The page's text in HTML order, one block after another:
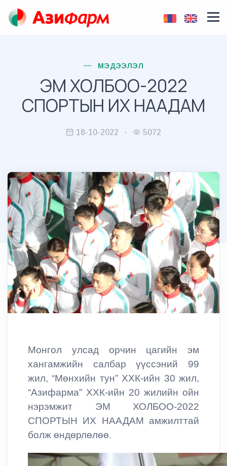
МЭДЭЭЛЭЛ
ЭМ ХОЛБОО-2022
СПОРТЫН ИХ НААДАМ
18-10-2022 5072
Монгол улсад орчин цагийн эм
хангамжийн салбар үүссэний 99
жил, “Мөнхийн тун” ХХК-ийн 30 жил,
“Азифарма” ХХК-ийн 20 жилийн ойн
нэрэмжит ЭМ ХОЛБОО-2022
СПОРТЫН ИХ НААДАМ амжилттай
болж өндөрлөлөө.